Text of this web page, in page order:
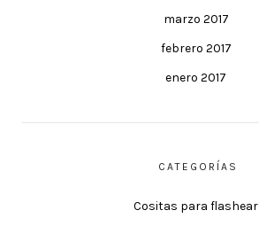
marzo 2017
febrero 2017
enero 2017
CATEGORÍAS
Cositas para flashear